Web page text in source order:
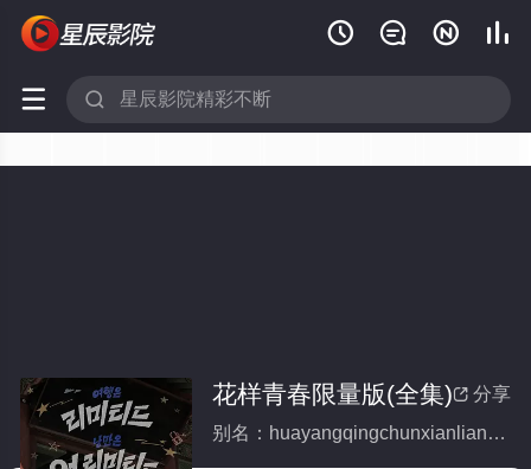
   
 
 分享
花样青春限量版(全集)
别名：huayangqingchunxianliangban